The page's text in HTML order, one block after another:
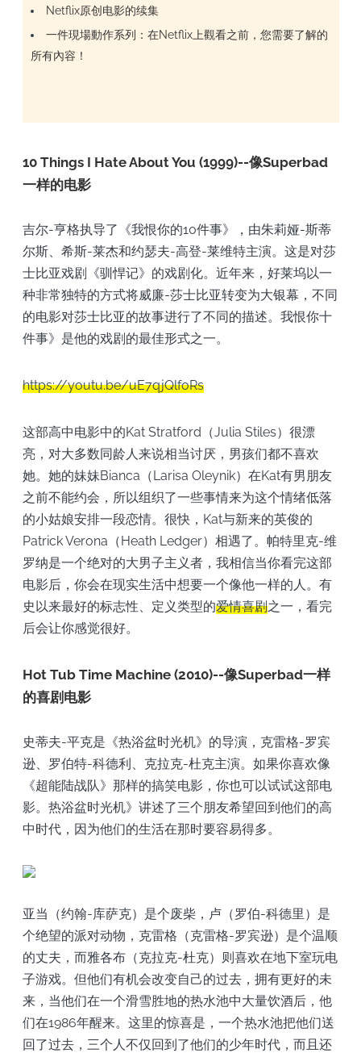
Netflix原创电影的续集
一件現場動作系列：在Netflix上觀看之前，您需要了解的
所有內容！
10 Things I Hate About You (1999)--像Superbad
一样的电影
吉尔-亨格执导了《我恨你的10件事》，由朱莉娅-斯蒂
尔斯、希斯-莱杰和约瑟夫-高登-莱维特主演。这是对莎
士比亚戏剧《驯悍记》的戏剧化。近年来，好莱坞以一
种非常独特的方式将威廉-莎士比亚转变为大银幕，不同
的电影对莎士比亚的故事进行了不同的描述。我恨你十
件事》是他的戏剧的最佳形式之一。
https://youtu.be/uE7qjQlfoRs
这部高中电影中的Kat Stratford（Julia Stiles）很漂
亮，对大多数同龄人来说相当讨厌，男孩们都不喜欢
她。她的妹妹Bianca（Larisa Oleynik）在Kat有男朋友
之前不能约会，所以组织了一些事情来为这个情绪低落
的小姑娘安排一段恋情。很快，Kat与新来的英俊的
Patrick Verona（Heath Ledger）相遇了。帕特里克-维
罗纳是一个绝对的大男子主义者，我相信当你看完这部
电影后，你会在现实生活中想要一个像他一样的人。有
史以来最好的标志性、定义类型的爱情喜剧之一，看完
后会让你感觉很好。
Hot Tub Time Machine (2010)--像Superbad一样
的喜剧电影
史蒂夫-平克是《热浴盆时光机》的导演，克雷格-罗宾
逊、罗伯特-科德利、克拉克-杜克主演。如果你喜欢像
《超能陆战队》那样的搞笑电影，你也可以试试这部电
影。热浴盆时光机》讲述了三个朋友希望回到他们的高
中时代，因为他们的生活在那时要容易得多。
亚当（约翰-库萨克）是个废柴，卢（罗伯-科德里）是
个绝望的派对动物，克雷格（克雷格-罗宾逊）是个温顺
的丈夫，而雅各布（克拉克-杜克）则喜欢在地下室玩电
子游戏。但他们有机会改变自己的过去，拥有更好的未
来，当他们在一个滑雪胜地的热水池中大量饮酒后，他
们在1986年醒来。这里的惊喜是，一个热水池把他们送
回了过去，三个人不仅回到了他们的少年时代，而且还